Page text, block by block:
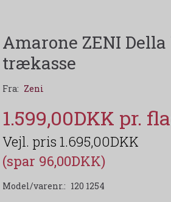
Amarone ZENI
trækasse
Fra: Zeni
1.599,00DKK
1.695,00DKK
(spar 96,00DKK)
Model/varenr.: 120 1254